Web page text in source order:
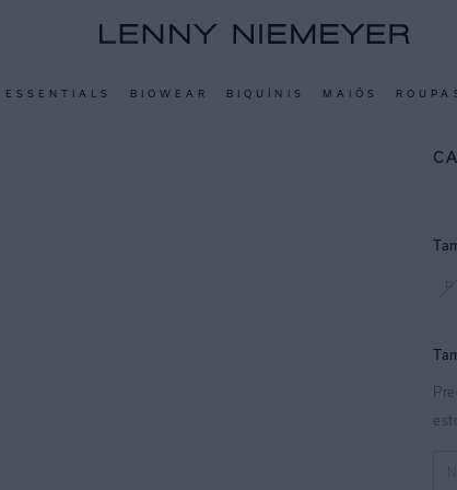
ESSENTIALS BIOWEAR BIQUÍNIS MAIÔS